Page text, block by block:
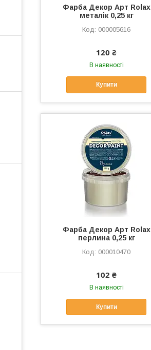
Фарба Декор Арт Rolax
металік 0,25 кг
000005616
120 ₴
В наявності
Купити
Фарба Декор Арт Rolax
перлина 0,25 кг
000010470
102 ₴
В наявності
Купити